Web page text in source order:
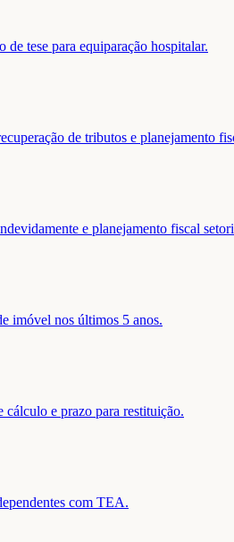
tese para equiparação hospitalar.
de tributos e planejamento
e planejamento fiscal
imóvel nos últimos 5 anos.
e prazo para restituição.
com TEA.